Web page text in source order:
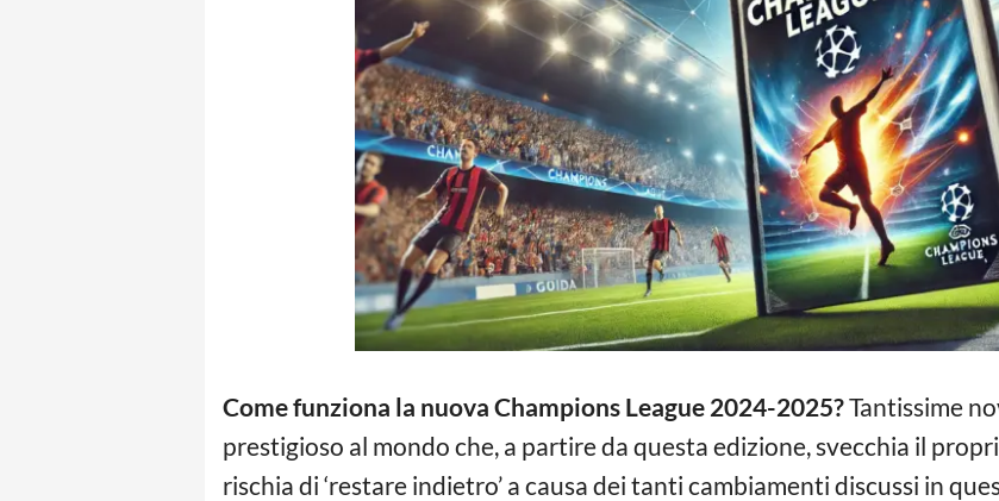
Come funziona la nuova Champions League 2024-2025?Tantissime
prestigioso al mondo che, a partire da questa edizione, svecchia il
rischia di ‘restare indietro’ a causa dei tanti cambiamenti discussi in